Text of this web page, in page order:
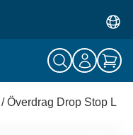
/ Överdrag Drop Stop L